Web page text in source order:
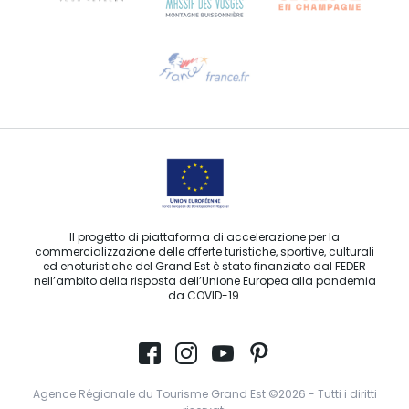
Contattaci per e-mail
Il progetto di piattaforma di accelerazione per la
commercializzazione delle offerte turistiche, sportive, culturali
ed enoturistiche del Grand Est è stato finanziato dal FEDER
nell’ambito della risposta dell’Unione Europea alla pandemia
da COVID-19.
Agence Régionale du Tourisme Grand Est ©2026 - Tutti i diritti